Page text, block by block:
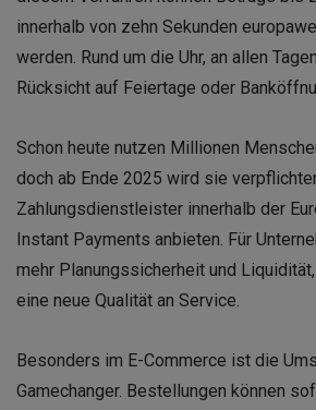
innerhalb von zehn Sekunden
werden. Rund um die Uhr, an allen
Rücksicht auf Feiertage oder
Schon heute nutzen Millionen
doch ab Ende 2025 wird sie
Zahlungsdienstleister innerhalb der
Instant Payments anbieten. Für
mehr Planungssicherheit und
eine neue Qualität an Service.
Besonders im E-Commerce ist die
Gamechanger. Bestellungen können